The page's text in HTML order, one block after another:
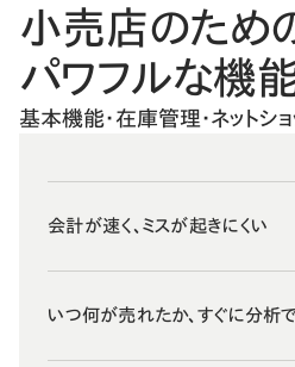
小売店のため
パワフルな機
基本機能・在庫管理・ネットシ
会計が速く、ミスが起きにくい
いつ何が売れたか、すぐに分析